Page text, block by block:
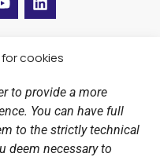
cookies
to provide a more
You can have full
to the strictly technical
deem necessary to
o
u
e
i
e
i
n